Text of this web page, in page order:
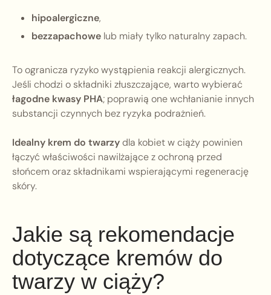
hipoalergiczne,
bezzapachowe lub miały tylko naturalny zapach.
To ogranicza ryzyko wystąpienia reakcji alergicznych.
Jeśli chodzi o składniki złuszczające, warto wybierać
łagodne kwasy PHA; poprawią one wchłanianie innych
substancji czynnych bez ryzyka podrażnień.
Idealny krem do twarzydla kobiet w ciąży powinien
łączyć właściwości nawilżające z ochroną przed
słońcem oraz składnikami wspierającymi regenerację
skóry.
Jakie są rekomendacje
dotyczące kremów do
twarzy w ciąży?